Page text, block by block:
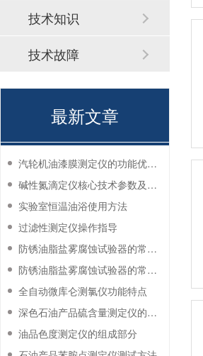
技术知识
技术故障
最新文章
汽轮机油漆膜测定仪的功能优势有哪些？
碱性氮滴定仪核心技术参数及应用说明
实验室恒温油浴使用方法
过滤性测定仪操作指导
防锈油脂盐雾腐蚀试验器的常见故障与解决方法
防锈油脂盐雾腐蚀试验器的常见故障与解决方法
全自动微库仑测氯仪功能特点
深色石油产品硫含量测定仪的工作环境要求
油品色度测定仪的组成部分